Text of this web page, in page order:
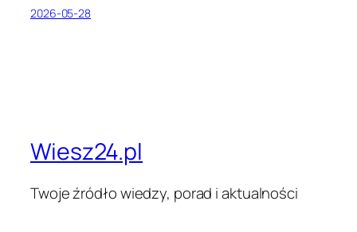
2026-05-28
Wiesz24.pl
Twoje źródło wiedzy, porad i aktualności